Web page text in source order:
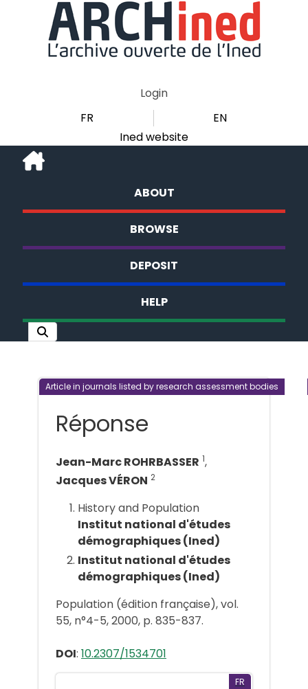
Login
FR
EN
Ined website
ABOUT
BROWSE
DEPOSIT
HELP
Article in journals listed by research assessment bodies
Réponse
Jean-Marc ROHRBASSER 1,
Jacques VÉRON 2
History and Population
Institut national d'études
démographiques (Ined)
Institut national d'études
démographiques (Ined)
Population (édition française), vol.
55, n°4-5, 2000, p. 835-837.
DOI: 10.2307/1534701
FR